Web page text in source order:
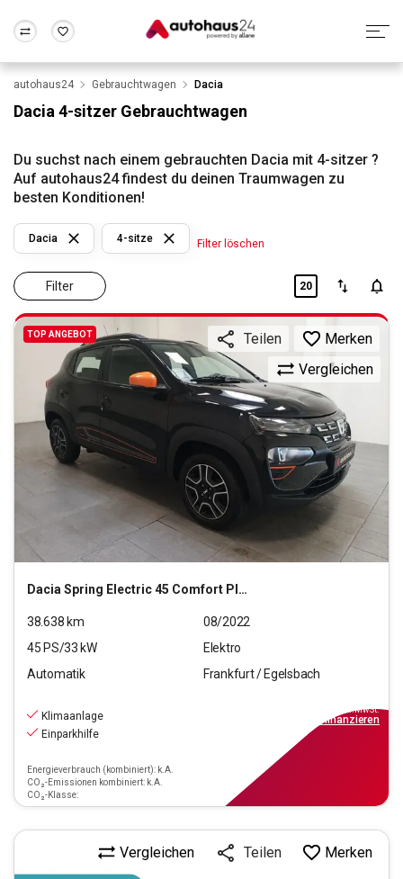
Wir bewerten dein Auto
Alle Fragen & Antworten
Rund um die Inzahlungnahme
Frankfurt Wuppertal
autohaus24 Gebrauchtwagen Dacia
Dacia 4-sitzer Gebrauchtwagen
Du suchst nach einem gebrauchten Dacia mit 4-sitzer ?
Auf autohaus24 findest du deinen Traumwagen zu
besten Konditionen!
Filter
Dacia 4-sitze Filter löschen
20
TOP ANGEBOT
DaciaSpring Electric 45 Comfort Plus
Vergleichen
Teilen Merken
38.638 km
08/2022
45 PS/33 kW
Elektro
Automatik
Frankfurt / Egelsbach
Klimaanlage
Einparkhilfe
Energieverbrauch (kombiniert): k.A.
CO₂-Emissionen kombiniert: k.A.
CO₂-Klasse:
inkl.MwSt.
finanzieren
Vergleichen Teilen Merken